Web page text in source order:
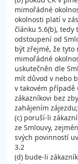
mimořádné
okolnosti platí v
článku 5.6(b), tedy
odstoupení od
být zřejmé, že tyto
mimořádné
uskutečněn dle
mít důvod v nebo
v takovém případě
zákazníkovi bez
zahájením zájezdu;
(c) poruší-li
ze Smlouvy,
svých povinností
3.2
(d) bude-li